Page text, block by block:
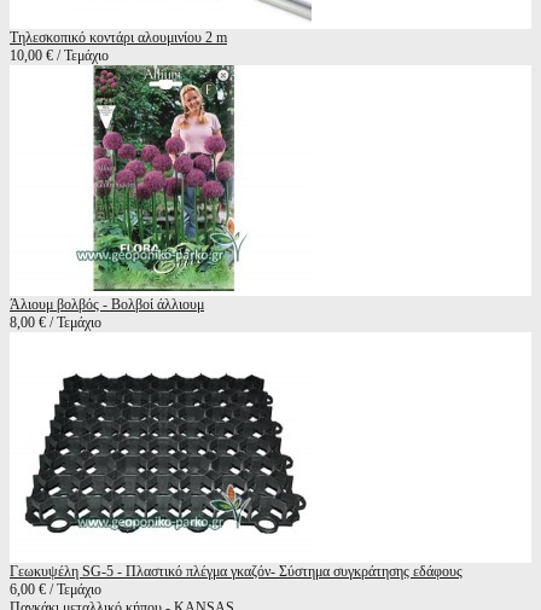
Τηλεσκοπικό κοντάρι αλουμινίου 2 m
10,00 € / Τεμάχιο
Άλιουμ βολβός - Βολβοί άλλιουμ
8,00 € / Τεμάχιο
Γεωκυψέλη SG-5 - Πλαστικό πλέγμα γκαζόν- Σύστημα συγκράτησης εδάφους
6,00 € / Τεμάχιο